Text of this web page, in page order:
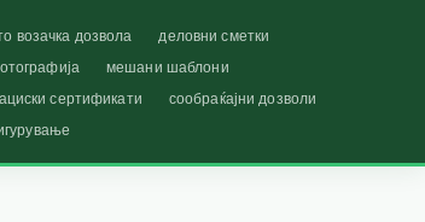
возачка дозвола
деловни сметки
мешани шаблони
сертификати
сообраќајни дозволи